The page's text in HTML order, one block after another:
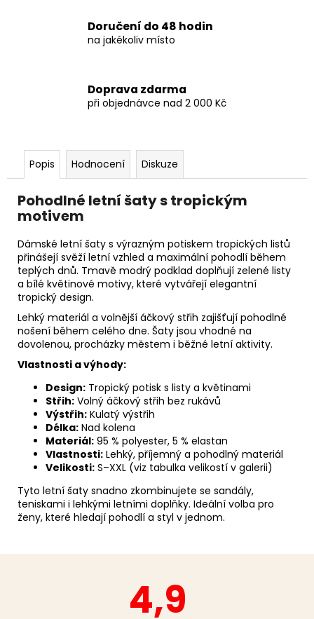
Doručení do 48 hodin
na jakékoliv místo
Doprava zdarma
při objednávce nad 2 000 Kč
Popis Hodnocení Diskuze
Pohodlné letní šaty s tropickým
motivem
Dámské letní šaty s výrazným potiskem tropických listů
přinášejí svěží letní vzhled a maximální pohodlí během
teplých dnů. Tmavě modrý podklad doplňují zelené listy
a bílé květinové motivy, které vytvářejí elegantní
tropický design.
Lehký materiál a volnější áčkový střih zajišťují pohodlné
nošení během celého dne. Šaty jsou vhodné na
dovolenou, procházky městem i běžné letní aktivity.
Vlastnosti a výhody:
Design: Tropický potisk s listy a květinami
Střih: Volný áčkový střih bez rukávů
Výstřih: Kulatý výstřih
Délka: Nad kolena
Materiál: 95 % polyester, 5 % elastan
Vlastnosti: Lehký, příjemný a pohodlný materiál
Velikosti: S–XXL (viz tabulka velikostí v galerii)
Tyto letní šaty snadno zkombinujete se sandály,
teniskami i lehkými letními doplňky. Ideální volba pro
ženy, které hledají pohodlí a styl v jednom.
4,9